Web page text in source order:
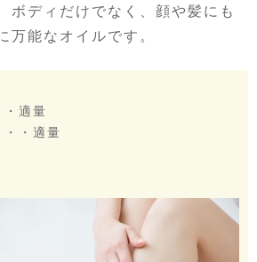
ボディだけでなく、顔や髪にも
万能なオイルです。
・適量
・・適量